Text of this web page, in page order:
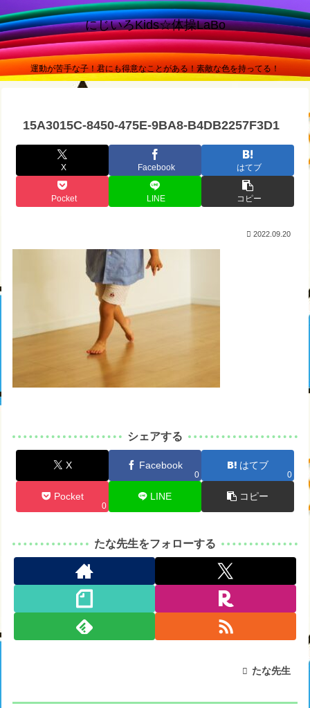
にじいろKids☆体操LaBo
運動が苦手な子！君にも得意なことがある！素敵な色を持ってる！
15A3015C-8450-475E-9BA8-B4DB2257F3D1
X Facebook はてブ
Pocket LINE コピー
2022.09.20
シェアする
X Facebook
0
はてブ
0
Pocket
0
LINE コピー
たな先生をフォローする
たな先生